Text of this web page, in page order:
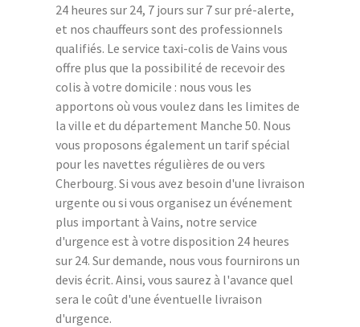
24 heures sur 24, 7 jours sur 7 sur pré-alerte,
et nos chauffeurs sont des professionnels
qualifiés. Le service taxi-colis de Vains vous
offre plus que la possibilité de recevoir des
colis à votre domicile : nous vous les
apportons où vous voulez dans les limites de
la ville et du département Manche 50. Nous
vous proposons également un tarif spécial
pour les navettes régulières de ou vers
Cherbourg. Si vous avez besoin d'une livraison
urgente ou si vous organisez un événement
plus important à Vains, notre service
d'urgence est à votre disposition 24 heures
sur 24. Sur demande, nous vous fournirons un
devis écrit. Ainsi, vous saurez à l'avance quel
sera le coût d'une éventuelle livraison
d'urgence.